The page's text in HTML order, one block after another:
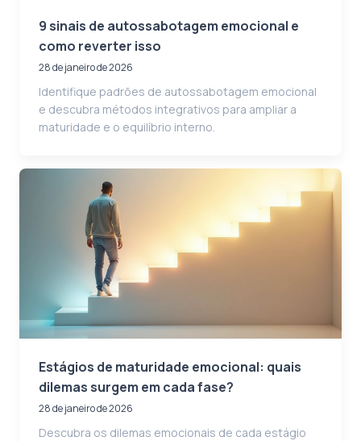
9 sinais de autossabotagem emocional e
como reverter isso
28 de janeiro de 2026
Identifique padrões de autossabotagem emocional
e descubra métodos integrativos para ampliar a
maturidade e o equilíbrio interno.
Estágios de maturidade emocional: quais
dilemas surgem em cada fase?
28 de janeiro de 2026
Descubra os dilemas emocionais de cada estágio